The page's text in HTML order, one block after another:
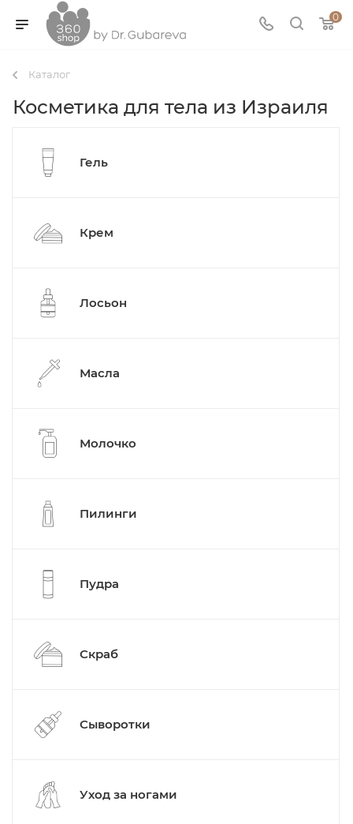
0
Каталог
Косметика для тела из Израиля
Гель
Крем
Лосьон
Масла
Молочко
Пилинги
Пудра
Скраб
Сыворотки
Уход за ногами